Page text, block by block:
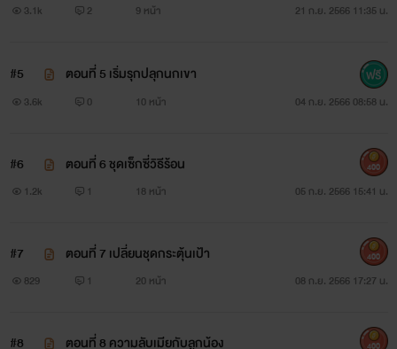
3.1k 2 9 หน้า 21 ก.ย. 2566 11:35 น.
#5 ตอนที่ 5 เริ่มรุกปลุกนกเขา
3.6k 0 10 หน้า 04 ก.ย. 2566 08:58 น.
#6 ตอนที่ 6 ชุดเซ็กซี่วิธีร้อน
1.2k 1 18 หน้า 05 ก.ย. 2566 15:41 น.
400
#7 ตอนที่ 7 เปลี่ยนชุดกระตุ้นเป้า
829 1 20 หน้า 08 ก.ย. 2566 17:27 น.
400
#8 ตอนที่ 8 ความลับเมียกับลูกน้อง 400